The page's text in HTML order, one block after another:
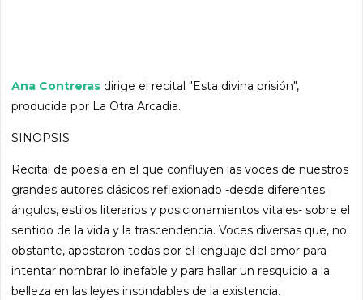
Ana Contreras dirige el recital "Esta divina prisión",
producida por La Otra Arcadia.
SINOPSIS
Recital de poesía en el que confluyen las voces de nuestros
grandes autores clásicos reflexionado -desde diferentes
ángulos, estilos literarios y posicionamientos vitales- sobre el
sentido de la vida y la trascendencia. Voces diversas que, no
obstante, apostaron todas por el lenguaje del amor para
intentar nombrar lo inefable y para hallar un resquicio a la
belleza en las leyes insondables de la existencia.